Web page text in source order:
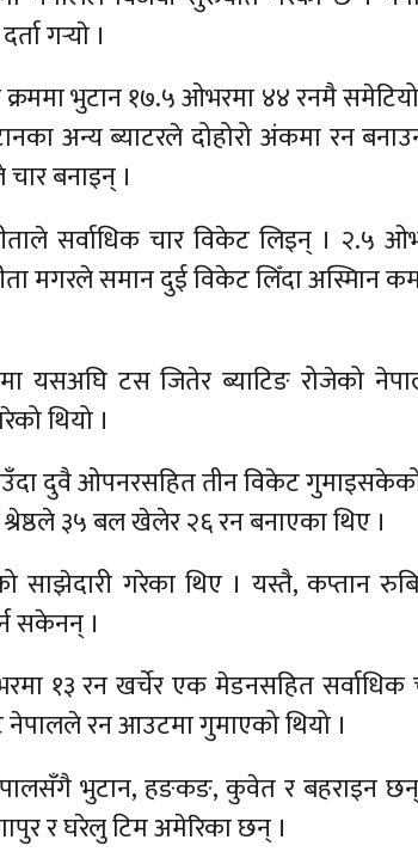
गर्‍याे ।
भुटान १७.५ ओभरमा ४४ रनमै
अन्य ब्याटरले दोहोरो अंकमा रन
बनाइन् ।
सर्वाधिक चार विकेट लिइन् । २.५
मगरले समान दुई विकेट लिँदा अस्मिान
यसअघि टस जितेर ब्याटिङ रोजेको
थियो ।
दुवै ओपनरसहित तीन विकेट
३५ बल खेलेर २६ रन बनाएका थिए ।
गरेका थिए । यस्तै, कप्तान
सकेनन् ।
१३ रन खर्चेर एक मेडनसहित
रन आउटमा गुमाएको थियो ।
भुटान, हङकङ, कुवेत र बहराइन
र घरेलु टिम अमेरिका छन् ।